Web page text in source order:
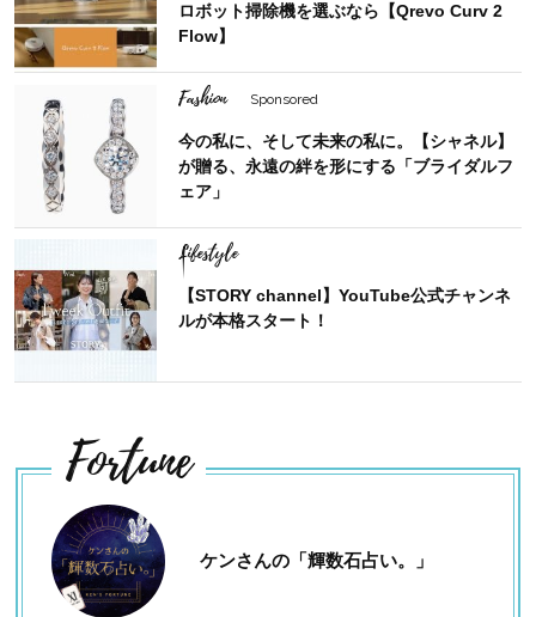
ロボット掃除機を選ぶなら【Qrevo Curv 2
Flow】
Fashion Sponsored
今の私に、そして未来の私に。【シャネル】
が贈る、永遠の絆を形にする「ブライダルフ
ェア」
Lifestyle
【STORY channel】YouTube公式チャンネ
ルが本格スタート！
Fortune
ケンさんの「輝数石占い。」